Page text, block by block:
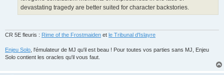
devastating tragedy are better suited for character backstories.
CR 5E fleuris : Rime of the Frostmaiden et le Tribunal d'Islayre
Enjeu Solo , l'émulateur de MJ qu'il est beau ! Pour toutes vos parties sans MJ, Enjeu
Solo contient les oracles qu'il vous faut.